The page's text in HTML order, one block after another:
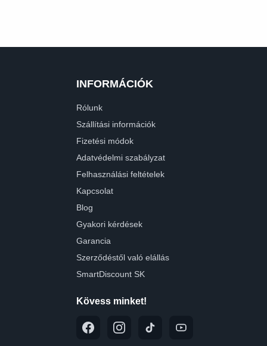
INFORMÁCIÓK
Rólunk
Szállítási információk
Fizetési módok
Adatvédelmi szabályzat
Felhasználási feltételek
Kapcsolat
Blog
Gyakori kérdések
Garancia
Szerződéstől való elállás
SmartDiscount SK
Kövess minket!